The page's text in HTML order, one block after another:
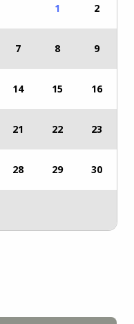
1 2
7 8 9
14 15 16
21 22 23
28 29 30